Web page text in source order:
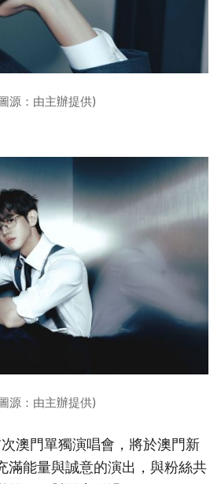
源：由主辦提供)
源：由主辦提供)
澳門單獨演唱會，將於澳門新
滿能量與誠意的演出，與粉絲共